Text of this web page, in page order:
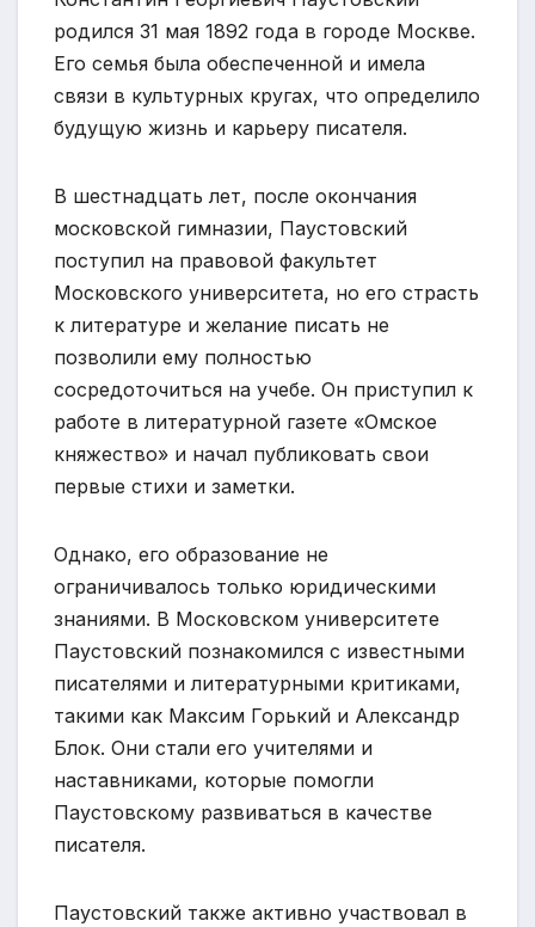
родился 31 мая 1892 года в городе Москве.
Его семья была обеспеченной и имела
связи в культурных кругах, что определило
будущую жизнь и карьеру писателя.
В шестнадцать лет, после окончания
московской гимназии, Паустовский
поступил на правовой факультет
Московского университета, но его страсть
к литературе и желание писать не
позволили ему полностью
сосредоточиться на учебе. Он приступил к
работе в литературной газете «Омское
княжество» и начал публиковать свои
первые стихи и заметки.
Однако, его образование не
ограничивалось только юридическими
знаниями. В Московском университете
Паустовский познакомился с известными
писателями и литературными критиками,
такими как Максим Горький и Александр
Блок. Они стали его учителями и
наставниками, которые помогли
Паустовскому развиваться в качестве
писателя.
Паустовский также активно участвовал в